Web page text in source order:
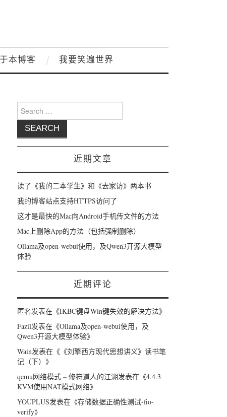
本博客 我要笑遍世界
Search for:
近期文章
读了《我的二本学生》和《去家访》两本书
我的博客站点支持HTTPS访问了
这才是最快的Mac向Android手机传文件的方法
Mac上删除App的方法（包括强制删除）
Ollama及open-webui使用，及Qwen3开源大模型
体验
近期评论
匿名发表在《IKBC键盘Win键失效的解决方法》
Fazil发表在《Ollama及open-webui使用，及
Qwen3开源大模型体验》
Wain发表在《《刘擎西方现代思想讲义》读书笔
记（下） 》
qemu网络模式 – 修符道人的江湖发表在《4.4.3
KVM使用NAT模式网络》
YOUPLUS发表在《存储数据正确性测试-fio-
verify》